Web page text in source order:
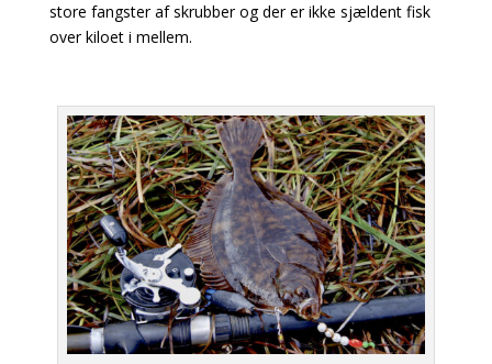
store fangster af skrubber og der er ikke sjældent fisk
over kiloet i mellem.